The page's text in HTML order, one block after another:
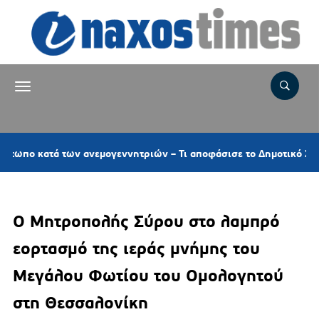
– Τι αποφάσισε το Δημοτικό Συμβούλιο για
O Mητροπολής Σύρου στο λαμπρό
εορτασμό της ιεράς μνήμης του
Μεγάλου Φωτίου του Ομολογητού
στη Θεσσαλονίκη